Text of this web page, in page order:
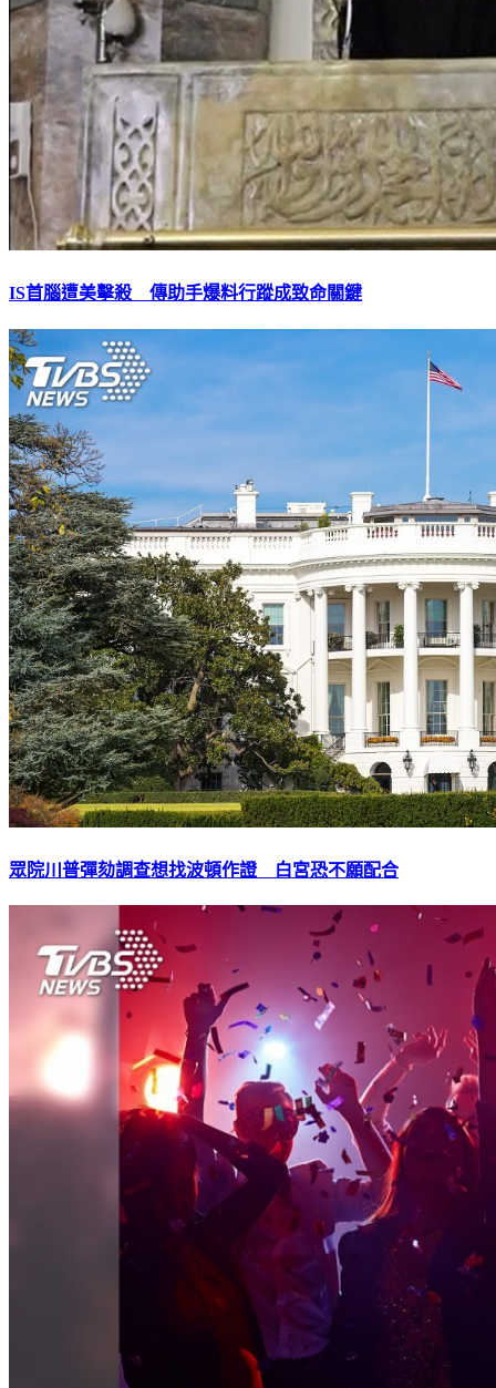
IS首腦遭美擊殺 傳助手爆料行蹤成致命關鍵
眾院川普彈劾調查想找波頓作證 白宮恐不願配合